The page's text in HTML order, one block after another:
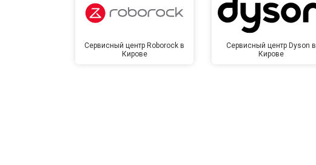
Сервисный центр Roborock в
Кирове
Сервисный центр Dyson в
Кирове